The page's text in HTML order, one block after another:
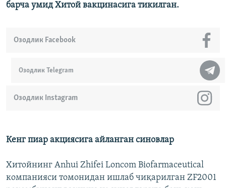
барча умид Хитой вакцинасига тикилган.
Озодлик Telegram
Озодлик Instagram
Озодлик Facebook
Кенг пиар акциясига айланган синовлар
Хитойнинг Anhui Zhifei Loncom Biofarmaceutical
компанияси томонидан ишлаб чиқарилган ZF2001